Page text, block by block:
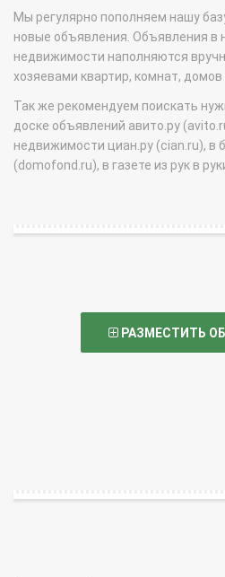
Мы регулярно пополняем нашу
новые объявления. Объявления в
недвижимости наполняются
хозяевами квартир, комнат,
Так же рекомендуем поискать
доске объявлений авито.ру
недвижимости циан.ру (cian.ru), в
(domofond.ru), в газете из рук в
РАЗМЕСТИТЬ